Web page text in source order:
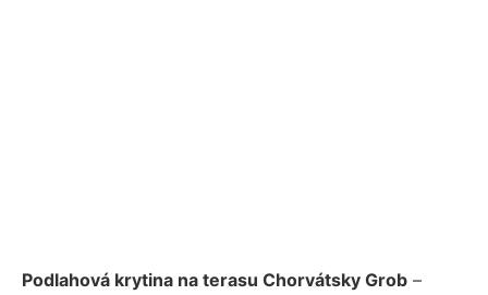
Podlahová krytina na terasu Chorvátsky Grob –